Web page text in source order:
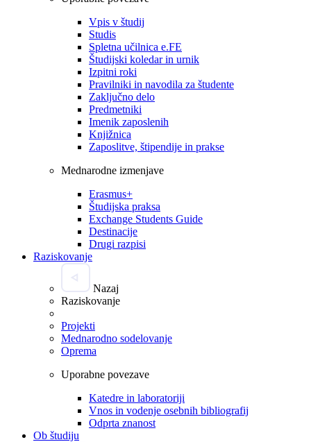
Vpis v študij
Studis
Spletna učilnica e.FE
Študijski koledar in urnik
Izpitni roki
Pravilniki in navodila za študente
Zaključno delo
Predmetniki
Imenik zaposlenih
Knjižnica
Zaposlitve, štipendije in prakse
Mednarodne izmenjave
Erasmus+
Študijska praksa
Exchange Students Guide
Destinacije
Drugi razpisi
Raziskovanje
Nazaj
Raziskovanje
Projekti
Mednarodno sodelovanje
Oprema
Uporabne povezave
Katedre in laboratoriji
Vnos in vodenje osebnih bibliografij
Odprta znanost
Ob študiju